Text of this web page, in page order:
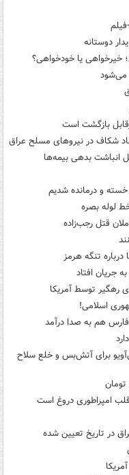
دوستانه
خیرخواهی یا خودخواهی؟
می‌شود
بازگشت است
شکاف در نیروهای مسلح عراق
انباشت بدهی بیمه‌ها
لوله بصره
قتل رجب‌زاده
تنگه هرمز
جریان افتاد
رهگیر توسط آمریکا
اسلامی!
هم به صدا درآمد
برای آتش‌بس و خلع سلاح
امپراطوری دروغ است
در تاریخ تعیین شده